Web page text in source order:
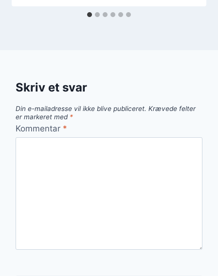
Skriv et svar
Din e-mailadresse vil ikke blive publiceret. Krævede felter
er markeret med *
Kommentar *